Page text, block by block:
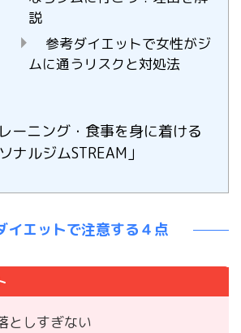
説
参考ダイエットで女性がジ
ムに通うリスクと対処法
ーニング・食事を身に着ける
ナルジムSTREAM」
イエットで注意する４点
としすぎない